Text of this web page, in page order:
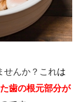
せんか？これは
歯の根元部分が